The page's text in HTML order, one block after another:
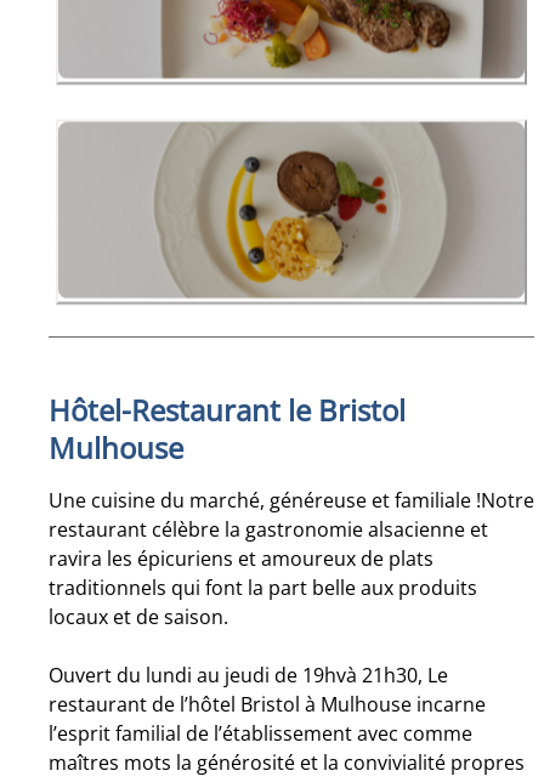
Hôtel-Restaurant le Bristol
Mulhouse
Une cuisine du marché, généreuse et familiale !Notre
restaurant célèbre la gastronomie alsacienne et
ravira les épicuriens et amoureux de plats
traditionnels qui font la part belle aux produits
locaux et de saison.
Ouvert du lundi au jeudi de 19hvà 21h30, Le
restaurant de l’hôtel Bristol à Mulhouse incarne
l’esprit familial de l’établissement avec comme
maîtres mots la générosité et la convivialité propres